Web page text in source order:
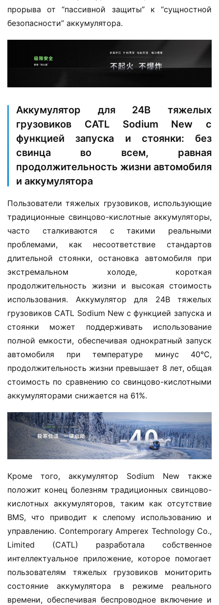
о
м
м
е
с
б
и
л
ь
прорыва от “пассивной защиты” к “сущностной
безопасности” аккумулятора.
Аккумулятор для 24В тяжелых
грузовиков CATL Sodium New с
функцией запуска и стоянки: без
свинца во всем, равная
продолжительность жизни автомобиля
и аккумулятора
Пользователи тяжелых грузовиков, использующие
традиционные свинцово-кислотные аккумуляторы,
часто сталкиваются с такими реальными
проблемами, как несоответствие стандартов
длительной стоянки, остановка автомобиля при
экстремальном холоде, короткая
продолжительность жизни и высокая стоимость
использования. Аккумулятор для 24В тяжелых
грузовиков CATL Sodium New с функцией запуска и
стоянки может поддерживать использование
полной емкости, обеспечивая однократный запуск
автомобиля при температуре минус 40°C,
продолжительность жизни превышает 8 лет, общая
стоимость по сравнению со свинцово-кислотными
аккумуляторами снижается на 61%.
Кроме того, аккумулятор Sodium New также
положит конец болезням традиционных свинцово-
кислотных аккумуляторов, таким как отсутствие
BMS, что приводит к слепому использованию и
управлению. Contemporary Amperex Technology Co.,
Limited (CATL) разработала собственное
интеллектуальное приложение, которое помогает
пользователям тяжелых грузовиков мониторить
состояние аккумулятора в режиме реального
времени, обеспечивая беспроводное включение и